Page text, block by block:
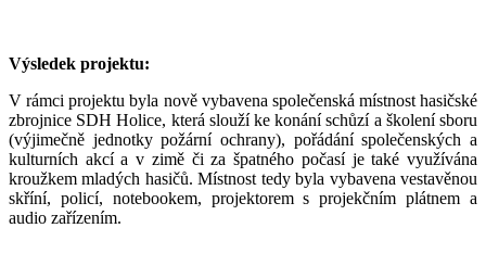
Výsledek projektu:
V rámci projektu byla nově vybavena společenská místnost hasičské
zbrojnice SDH Holice, která slouží ke konání schůzí a školení sboru
(výjimečně jednotky požární ochrany), pořádání společenských a
kulturních akcí a v zimě či za špatného počasí je také využívána
kroužkem mladých hasičů. Místnost tedy byla vybavena vestavěnou
skříní, policí, notebookem, projektorem s projekčním plátnem a
audio zařízením.